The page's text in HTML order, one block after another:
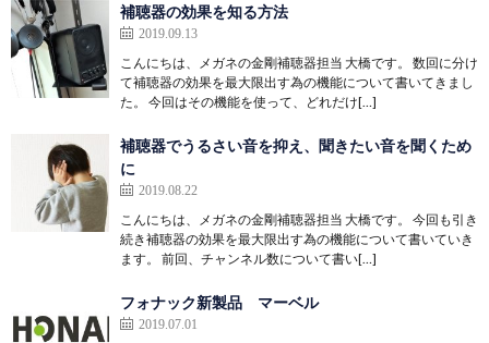
補聴器の効果を知る方法
2019.09.13
こんにちは、メガネの金剛補聴器担当 大橋です。 数回に分け
て補聴器の効果を最大限出す為の機能について書いてきまし
た。 今回はその機能を使って、どれだけ[…]
補聴器でうるさい音を抑え、聞きたい音を聞くため
に
2019.08.22
こんにちは、メガネの金剛補聴器担当 大橋です。 今回も引き
続き補聴器の効果を最大限出す為の機能について書いていき
ます。 前回、チャンネル数について書い[…]
フォナック新製品 マーベル
2019.07.01